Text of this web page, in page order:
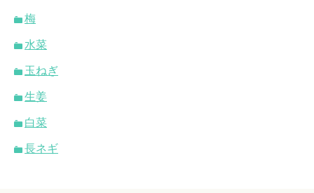
梅
水菜
玉ねぎ
生姜
白菜
長ネギ